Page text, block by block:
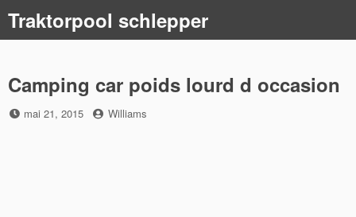
content
Traktorpool schlepper
Camping car poids lourd d occasion
Posted
mai 21, 2015 by
Williams